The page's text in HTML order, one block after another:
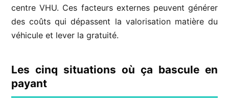
centre VHU. Ces facteurs externes peuvent générer
des coûts qui dépassent la valorisation matière du
véhicule et lever la gratuité.
Les cinq situations où ça bascule en
payant